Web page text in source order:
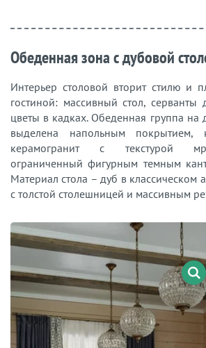
Обеденная зона с дубовой
Интерьер столовой вторит стилю и
гостиной: массивный стол,
цветы в кадках. Обеденная группа на
выделена напольным
керамогранит с текстурой
ограниченный фигурным темным
Материал стола – дуб в классическом
с толстой столешницей и массивным